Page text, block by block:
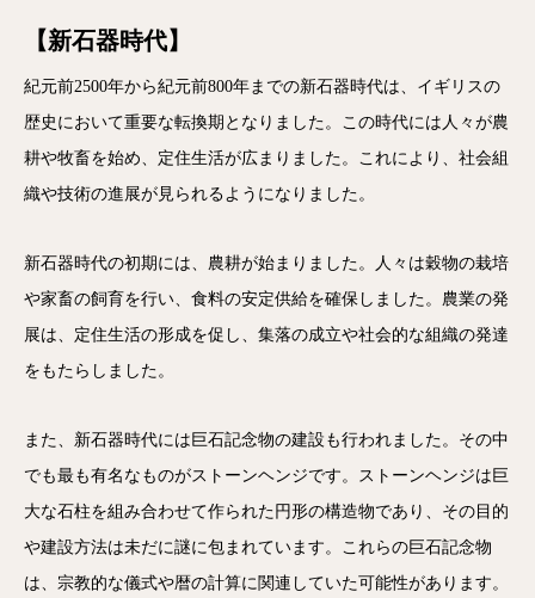
【新石器時代】
紀元前2500年から紀元前800年までの新石器時代は、イギリスの
歴史において重要な転換期となりました。この時代には人々が農
耕や牧畜を始め、定住生活が広まりました。これにより、社会組
織や技術の進展が見られるようになりました。
新石器時代の初期には、農耕が始まりました。人々は穀物の栽培
や家畜の飼育を行い、食料の安定供給を確保しました。農業の発
展は、定住生活の形成を促し、集落の成立や社会的な組織の発達
をもたらしました。
また、新石器時代には巨石記念物の建設も行われました。その中
でも最も有名なものがストーンヘンジです。ストーンヘンジは巨
大な石柱を組み合わせて作られた円形の構造物であり、その目的
や建設方法は未だに謎に包まれています。これらの巨石記念物
は、宗教的な儀式や暦の計算に関連していた可能性があります。